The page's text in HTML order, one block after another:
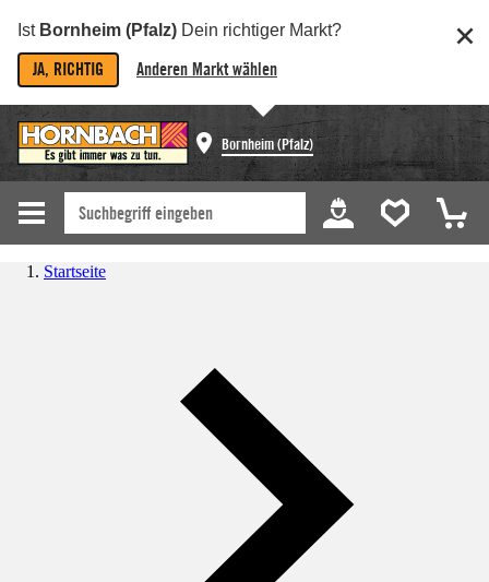
Ist Bornheim (Pfalz) Dein richtiger Markt?
JA, RICHTIG Anderen Markt wählen
Bornheim (Pfalz)
Startseite